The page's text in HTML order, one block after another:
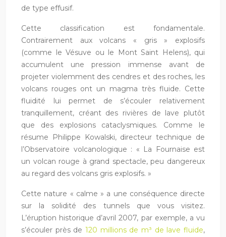
de type effusif.
Cette classification est fondamentale.
Contrairement aux volcans « gris » explosifs
(comme le Vésuve ou le Mont Saint Helens), qui
accumulent une pression immense avant de
projeter violemment des cendres et des roches, les
volcans rouges ont un magma très fluide. Cette
fluidité lui permet de s’écouler relativement
tranquillement, créant des rivières de lave plutôt
que des explosions cataclysmiques. Comme le
résume Philippe Kowalski, directeur technique de
l’Observatoire volcanologique : « La Fournaise est
un volcan rouge à grand spectacle, peu dangereux
au regard des volcans gris explosifs. »
Cette nature « calme » a une conséquence directe
sur la solidité des tunnels que vous visitez.
L’éruption historique d’avril 2007, par exemple, a vu
s’écouler près de 120 millions de m³ de lave fluide,